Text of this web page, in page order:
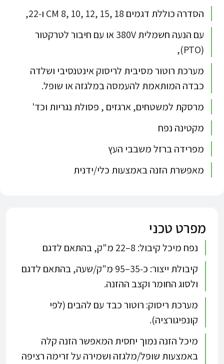
הסדרה כוללת דגמים CM 8, 10, 12, 15, 18 ו‑22,
עם הנעה חשמלית 380V או עם חיבור לטרקטור
(PTO),
מערכת רוטור מסיבית לריסוק אינטנסיבי ושלדה
כבדה המותאמת להעמסה במלגזה או שופל.
מרסקת למשטחים, ארגזים , פסולת נגריות וכד'
מקטינה נפח
מפרידה ברזל משבבי העץ
מאפשרת הזנה באמצעות כלי/ידנית
מפרט טכני
נפח מיכל קיבול: 8–22 מ"ק, בהתאם לדגם
קיבולת ייצור: כ‑35–95 מ"ק/שעה, בהתאם לדגם
ולסוג החומר וקצב ההזנה.​
מערכת ריסוק: רוטור כבד עם להבים (לפי
קונפיגורציה).​
מיכל הזנה נמוך יחסית המאפשר הזנה קלה
באמצעות שופל/מלגזה ושמירה על זרימה רציפה